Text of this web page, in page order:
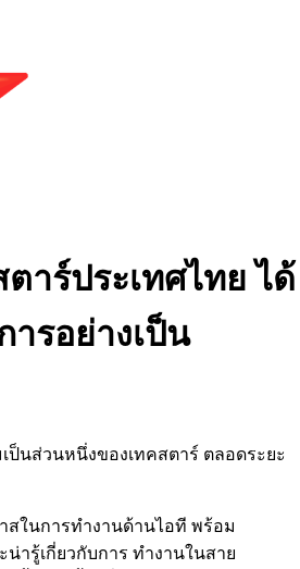
าร์ประเทศไทย ได้
ารอย่างเป็น
นส่วนหนึ่งของเทคสตาร์ ตลอดระยะ
ในการทำงานด้านไอที พร้อม
ารู้เกี่ยวกับการ ทำงานในสาย